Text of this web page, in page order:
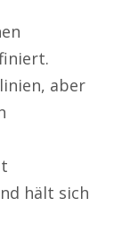
aber
hält sich